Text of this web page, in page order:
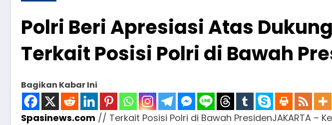
Polri Beri Apresiasi Atas
Terkait Posisi Polri di Bawah
Bagikan Kabar Ini
Spasinews.com // Terkait Posisi Polri di Bawah Presiden​JAKARTA –